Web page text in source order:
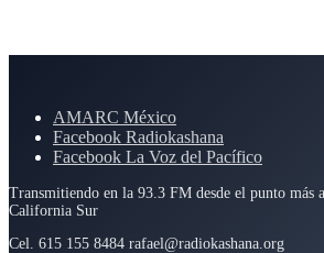
AMARC México
Facebook Radiokashana
Facebook La Voz del Pacífico
Transmitiendo en la 93.3 FM desde el punto más
California Sur
Cel. 615 155 8484 rafael@radiokashana.org